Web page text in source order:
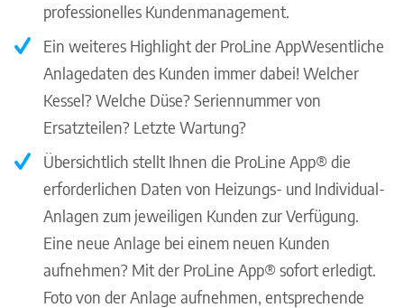
professionelles Kundenmanagement.
Ein weiteres Highlight der ProLine AppWesentliche
Anlagedaten des Kunden immer dabei! Welcher
Kessel? Welche Düse? Seriennummer von
Ersatzteilen? Letzte Wartung?
Übersichtlich stellt Ihnen die ProLine App® die
erforderlichen Daten von Heizungs- und Individual-
Anlagen zum jeweiligen Kunden zur Verfügung.
Eine neue Anlage bei einem neuen Kunden
aufnehmen? Mit der ProLine App® sofort erledigt.
Foto von der Anlage aufnehmen, entsprechende